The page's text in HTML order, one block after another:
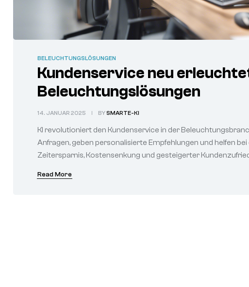
BELEUCHTUNGSLÖSUNGEN
Kundenservice neu
Beleuchtungslösungen
14. JANUAR 2025 BYSMARTE-KI
KI revolutioniert den Kundenservice in der
Anfragen, geben personalisierte Empfehlungen und helfen
Zeitersparnis, Kostensenkung und gesteigerter
Read More